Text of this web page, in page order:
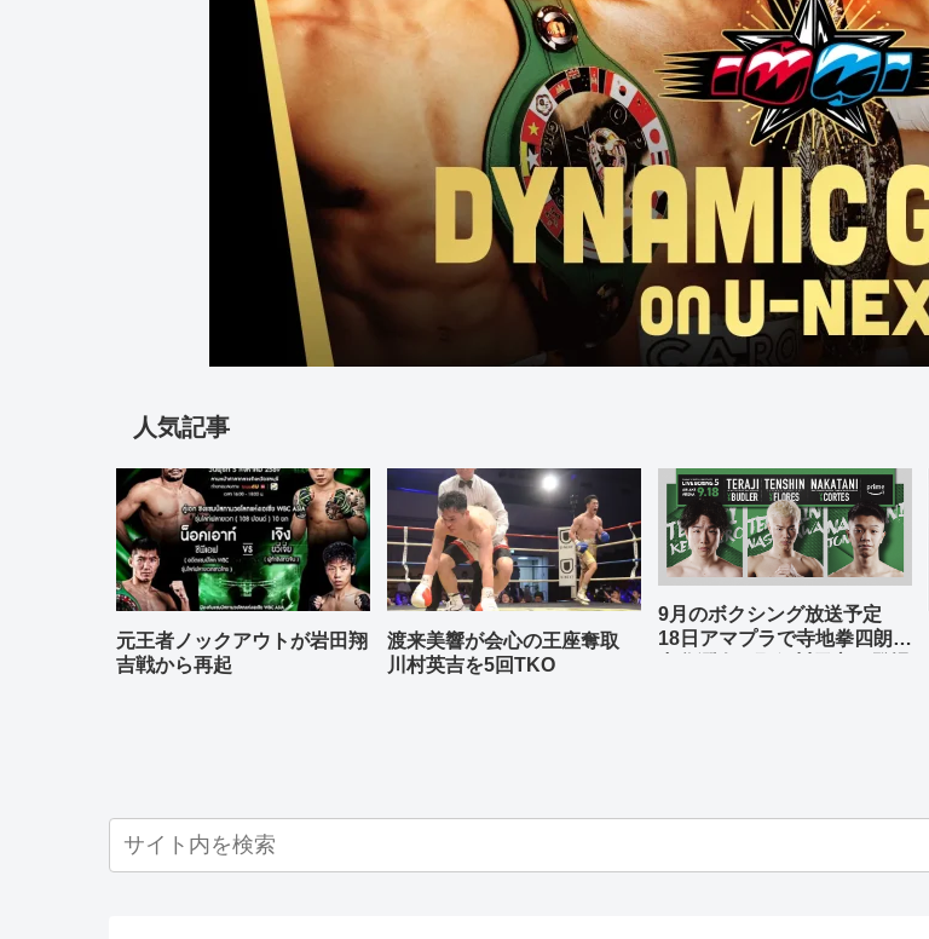
人気記事
元王者ノックアウトが岩田翔
吉戦から再起
渡来美響が会心の王座奪取
川村英吉を5回TKO
9月のボクシング放送予定
18日アマプラで寺地拳四朗、